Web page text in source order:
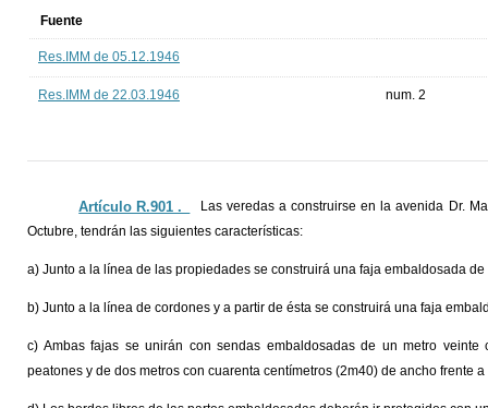
Fuente
Res.IMM de 05.12.1946
Res.IMM de 22.03.1946 num. 2
Artículo R.901 ._
Las veredas a construirse en la avenida Dr.
Octubre, tendrán las siguientes características:
a) Junto a la línea de las propiedades se construirá una faja embaldosada
b) Junto a la línea de cordones y a partir de ésta se construirá una faja
c) Ambas fajas se unirán con sendas embaldosadas de un metro
peatones y de dos metros con cuarenta centímetros (2m40) de ancho frente